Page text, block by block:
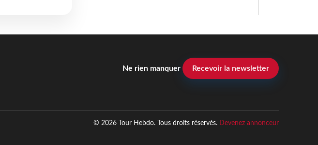
Ne rien manquer Recevoir la newsletter
© 2026 Tour Hebdo. Tous droits réservés. Devenez annonceur